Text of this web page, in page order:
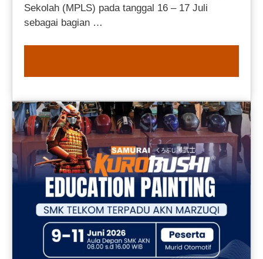
Sekolah (MPLS) pada tanggal 16 – 17 Juli
sebagai bagian …